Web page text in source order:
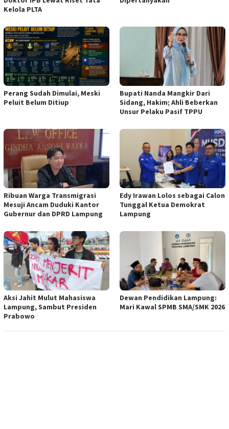
Kelola PLTA
Perang Sudah Dimulai, Meski
Peluit Belum Ditiup
Bupati Nanda Mangkir Dari
Sidang, Hakim; Ahli Beberkan
Unsur Pelaku Pasif TPPU
Ribuan Warga Transmigrasi
Mesuji Ancam Duduki Kantor
Gubernur dan DPRD Lampung
Edy Irawan Lolos sebagai Calon
Tunggal Ketua Demokrat
Lampung
Aksi Jahit Mulut Mahasiswa
Lampung, Sambut Presiden
Prabowo
Dewan Pendidikan Lampung:
Mari Kawal SPMB SMA/SMK 2026